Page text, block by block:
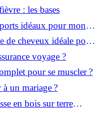
: les bases
idéaux pour mon
de cheveux idéale pour
voyage ?
pour se muscler ?
un mariage ?
en bois sur terre